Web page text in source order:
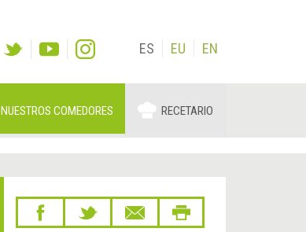
ES EU EN
NUESTROS COMEDORES RECETARIO